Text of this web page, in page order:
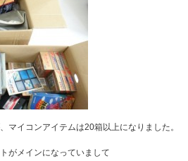
マイコンアイテムは20箱以上になりました。
がメインになっていまして